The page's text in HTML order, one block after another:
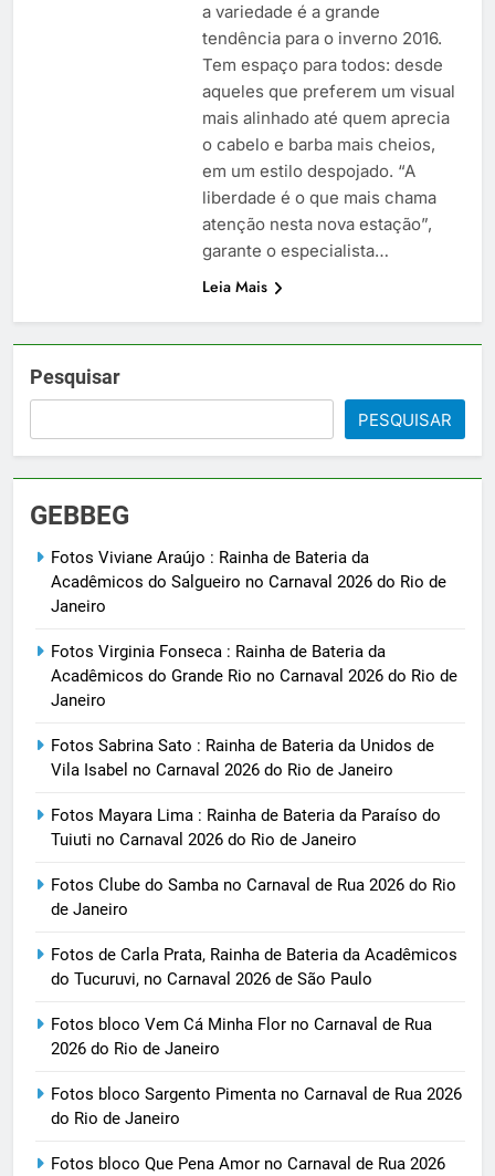
a variedade é a grande
tendência para o inverno 2016.
Tem espaço para todos: desde
aqueles que preferem um visual
mais alinhado até quem aprecia
o cabelo e barba mais cheios,
em um estilo despojado. “A
liberdade é o que mais chama
atenção nesta nova estação”,
garante o especialista…
Leia Mais
Pesquisar
PESQUISAR
GEBBEG
Fotos Viviane Araújo : Rainha de Bateria da
Acadêmicos do Salgueiro no Carnaval 2026 do Rio de
Janeiro
Fotos Virginia Fonseca : Rainha de Bateria da
Acadêmicos do Grande Rio no Carnaval 2026 do Rio de
Janeiro
Fotos Sabrina Sato : Rainha de Bateria da Unidos de
Vila Isabel no Carnaval 2026 do Rio de Janeiro
Fotos Mayara Lima : Rainha de Bateria da Paraíso do
Tuiuti no Carnaval 2026 do Rio de Janeiro
Fotos Clube do Samba no Carnaval de Rua 2026 do Rio
de Janeiro
Fotos de Carla Prata, Rainha de Bateria da Acadêmicos
do Tucuruvi, no Carnaval 2026 de São Paulo
Fotos bloco Vem Cá Minha Flor no Carnaval de Rua
2026 do Rio de Janeiro
Fotos bloco Sargento Pimenta no Carnaval de Rua 2026
do Rio de Janeiro
Fotos bloco Que Pena Amor no Carnaval de Rua 2026